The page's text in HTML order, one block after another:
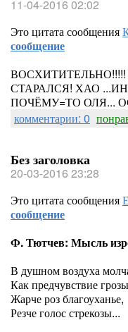
11-04-2016 02:02
Это цитата сообщения
сообщение
ВОСХИТИТЕЛЬНО!!!!!
СТАРАЛСЯ! ХАО
ПОЧЁМУ=ТО ОЛЯ...
комментарии: 0
Без заголовка
20-03-2016 23:28
Это цитата сообщения
сообщение
Ф. Тютчев: Мысль
В душном воздуха
Как предчувствие
Жарче роз благоуханье,
Резче голос стрекозы...